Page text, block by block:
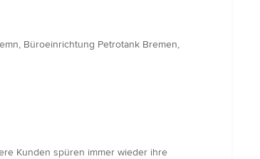
Büroeinrichtung Petrotank Bremen,
Kunden spüren immer wieder ihre